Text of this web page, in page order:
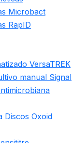
Microbact
RapID
VersaTREK
manual Signal
Discos Oxoid